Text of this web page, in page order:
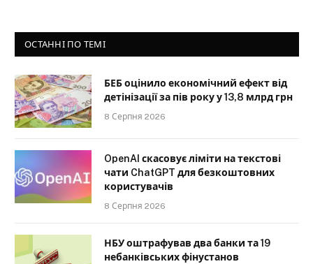
ОСТАННІ ПО ТЕМІ
БЕБ оцінило економічний ефект від
детінізації за пів року у 13,8 млрд грн
8 Серпня 2026
OpenAI скасовує ліміти на текстові
чати ChatGPT для безкоштовних
користувачів
8 Серпня 2026
НБУ оштрафував два банки та 19
небанківських фінустанов